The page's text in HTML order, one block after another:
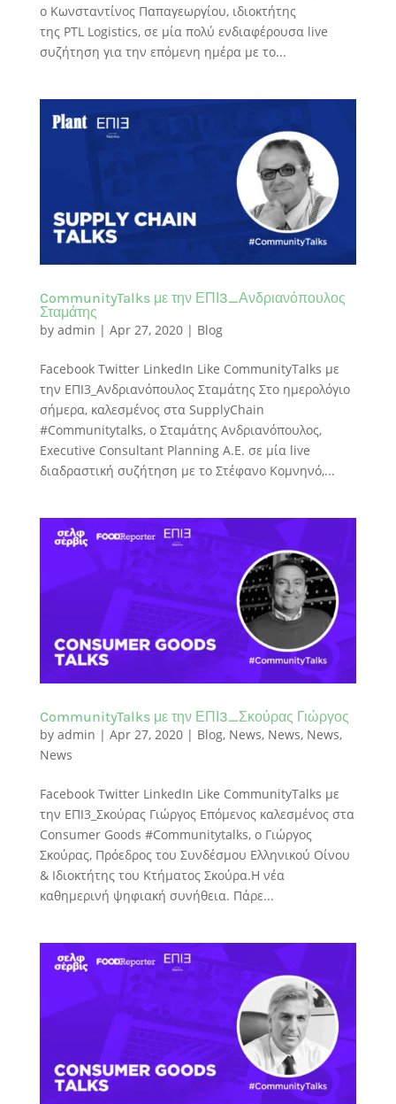
ο Κωνσταντίνος Παπαγεωργίου, ιδιοκτήτης
της PTL Logistics, σε μία πολύ ενδιαφέρουσα live
συζήτηση για την επόμενη ημέρα με το...
CommunityTalks με την ΕΠΙ3_Ανδριανόπουλος
Σταμάτης
by admin | Apr 27, 2020| Blog
Facebook Twitter LinkedIn Like CommunityTalks με
την ΕΠΙ3_Ανδριανόπουλος Σταμάτης Στο ημερολόγιο
σήμερα, καλεσμένος στα SupplyChain
#Communitytalks, ο Σταμάτης Ανδριανόπουλος,
Executive Consultant Planning Α.Ε. σε μία live
διαδραστική συζήτηση με το Στέφανο Κομνηνό,...
CommunityTalks με την ΕΠΙ3_Σκούρας Γιώργος
by admin | Apr 27, 2020| Blog, News, News, News,
News
Facebook Twitter LinkedIn Like CommunityTalks με
την ΕΠΙ3_Σκούρας Γιώργος Eπόμενος καλεσμένος στα
Consumer Goods #Communitytalks, ο Γιώργος
Σκούρας, Πρόεδρος του Συνδέσμου Ελληνικού Οίνου
& Ιδιοκτήτης του Κτήματος Σκούρα.Η νέα
καθημερινή ψηφιακή συνήθεια. Πάρε...